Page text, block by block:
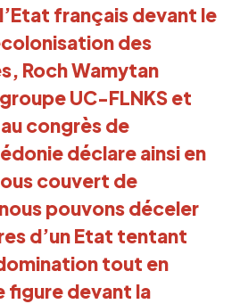
français devant le
des
Roch Wamytan
UC-FLNKS et
congrès de
déclare ainsi en
couvert de
pouvons déceler
d’un Etat tentant
tout en
figure devant la